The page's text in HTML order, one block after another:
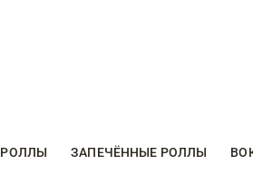
РОЛЛЫ ЗАПЕЧЁННЫЕ РОЛЛЫ